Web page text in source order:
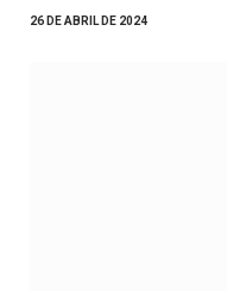
26 DE ABRIL DE 2024